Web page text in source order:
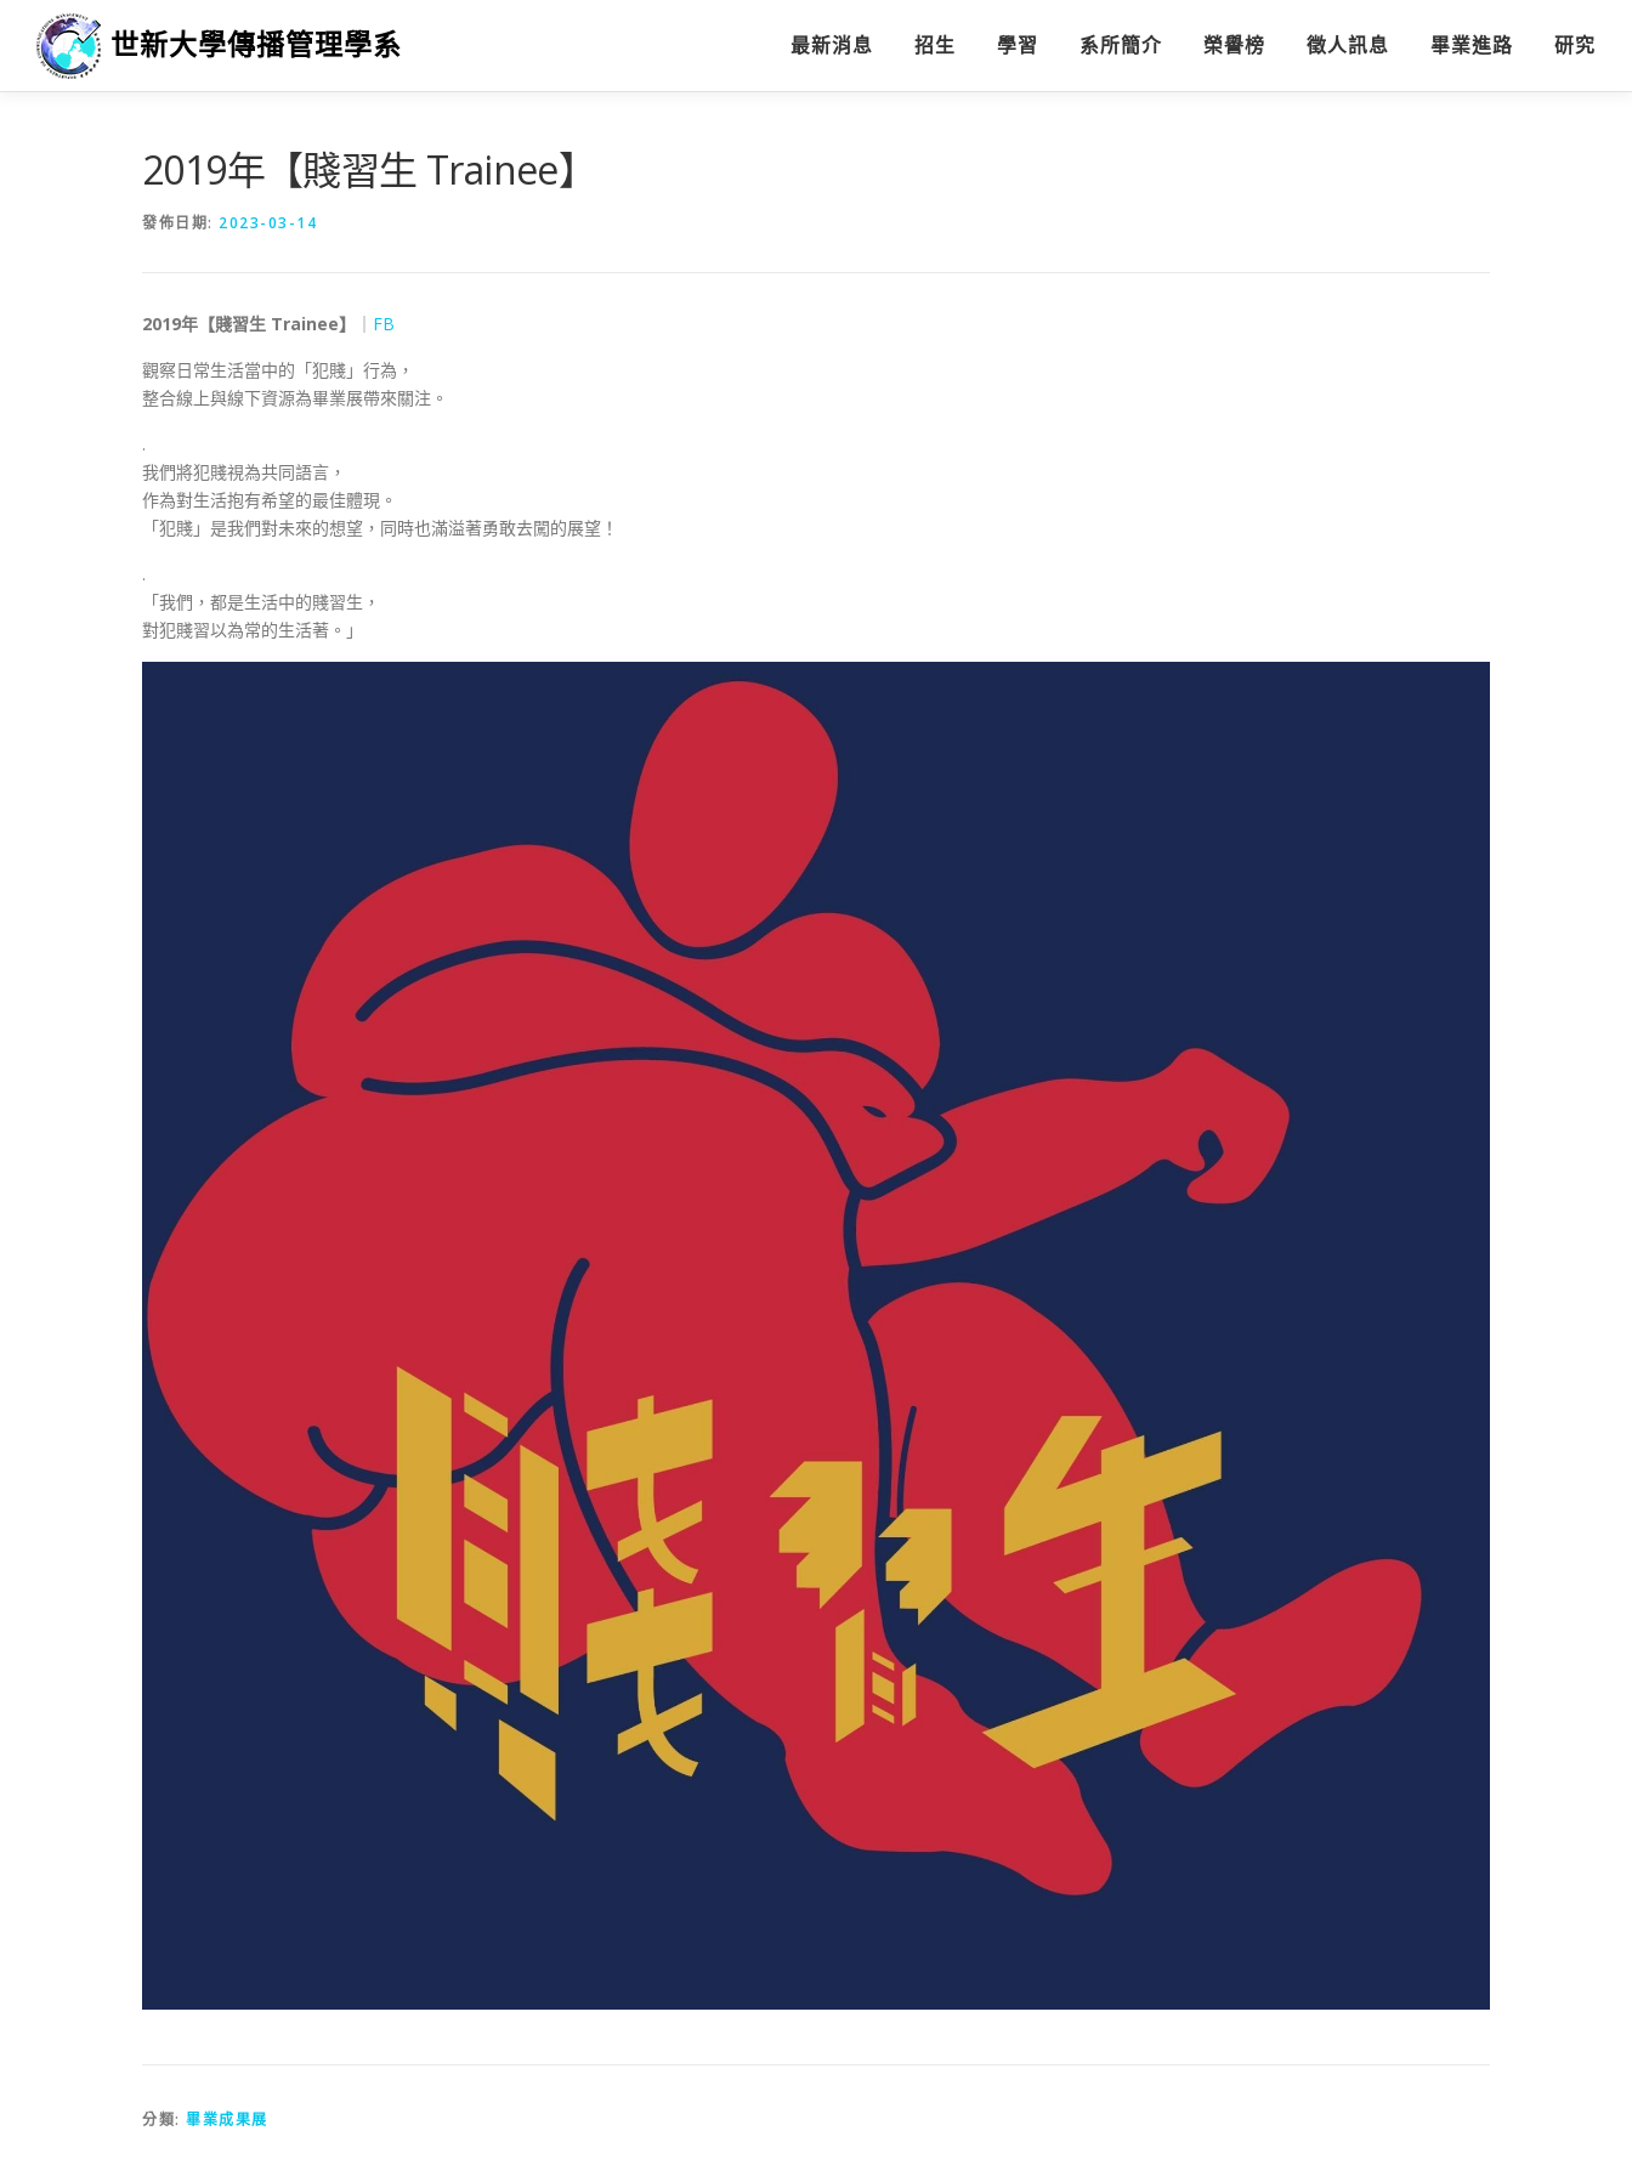
要
世新大學傳播管理學系 最新消息 招生 學習 系所簡介 榮譽榜 徵人訊息 畢業進路 研究
2019年【賤習生 Trainee】
發佈日期: 2023-03-14
2019年【賤習生 Trainee】 ｜ FB
觀察日常生活當中的「犯賤」行為，
整合線上與線下資源為畢業展帶來關注。
.
我們將犯賤視為共同語言，
作為對生活抱有希望的最佳體現。
「犯賤」是我們對未來的想望，同時也滿溢著勇敢去闖的展望！
.
「我們，都是生活中的賤習生，
對犯賤習以為常的生活著。」
分類: 畢業成果展